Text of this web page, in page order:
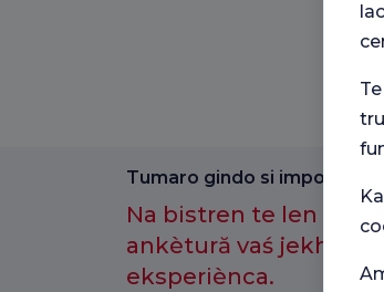
Tumaro gindo si
Na bistren te len
ankètură vaś jekh maj
eksperiènca.